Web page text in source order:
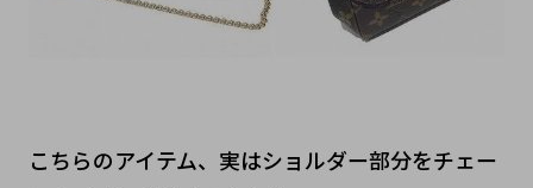
こちらのアイテム、実はショルダー部分をチェー